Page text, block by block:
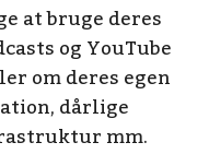
at bruge deres
og YouTube
om deres egen
dårlige
mm.